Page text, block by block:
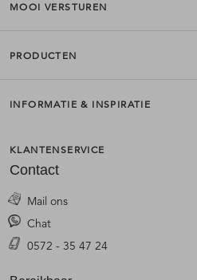
MOOI VERSTUREN
PRODUCTEN
INFORMATIE & INSPIRATIE
KLANTENSERVICE
Contact
Mail ons
Chat
0572 - 35 47 24